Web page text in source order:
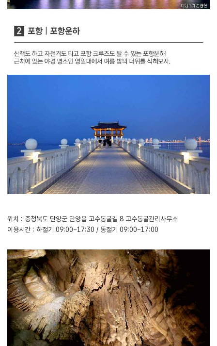
위치 : 충청북도 단양군 단양읍 고수동굴길 8 고수동굴관리사무소
이용시간 : 하절기 09:00~17:30 / 동절기 09:00~17:00